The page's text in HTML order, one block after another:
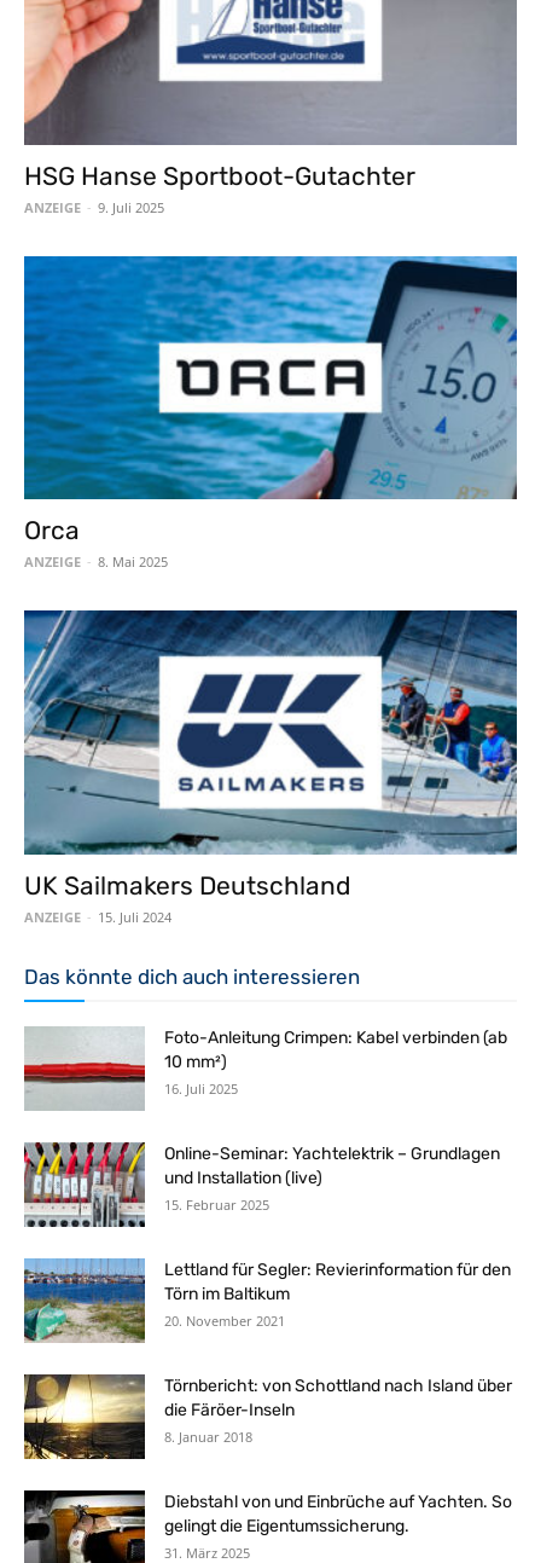
HSG Hanse Sportboot-Gutachter
ANZEIGE - 9. Juli 2025
Orca
ANZEIGE - 8. Mai 2025
UK Sailmakers Deutschland
ANZEIGE - 15. Juli 2024
Das könnte dich auch interessieren
Foto-Anleitung Crimpen: Kabel verbinden (ab
10 mm²)
16. Juli 2025
Online-Seminar: Yachtelektrik – Grundlagen
und Installation (live)
15. Februar 2025
Lettland für Segler: Revierinformation für den
Törn im Baltikum
20. November 2021
Törnbericht: von Schottland nach Island über
die Färöer-Inseln
8. Januar 2018
Diebstahl von und Einbrüche auf Yachten. So
gelingt die Eigentumssicherung.
31. März 2025